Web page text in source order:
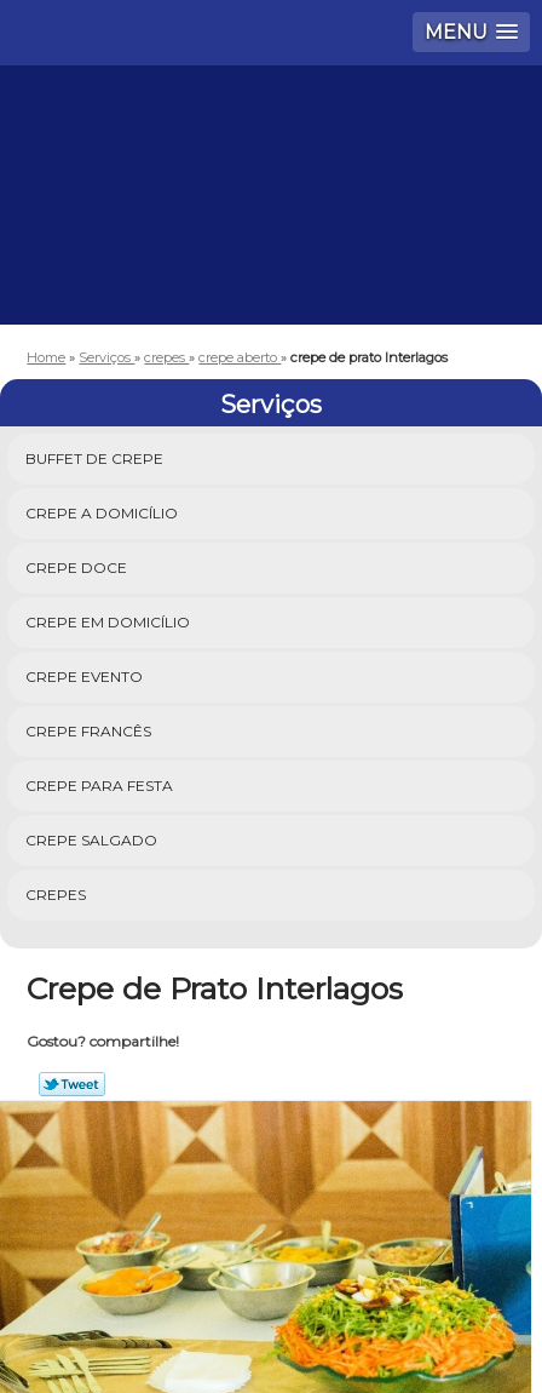
MENU
Home » Serviços»crepes»crepe aberto»crepe de prato Interlagos
Serviços
BUFFET DE CREPE
CREPE A DOMICÍLIO
CREPE DOCE
CREPE EM DOMICÍLIO
CREPE EVENTO
CREPE FRANCÊS
CREPE PARA FESTA
CREPE SALGADO
CREPES
Crepe de Prato Interlagos
Gostou? compartilhe!